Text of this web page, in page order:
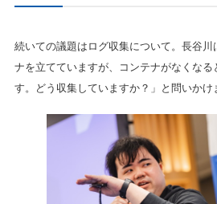
続いての議題はログ収集について。長谷
ナを立てていますが、コンテナがなくなる
す。どう収集していますか？」と問いかけ